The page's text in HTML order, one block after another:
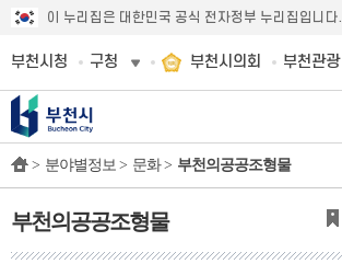
이 누리집은 대한민국 공식 전자정부 누리집입니다.
부천시청 구청 부천시의회 부천관광
> 분야별정보 > 문화 > 부천의공공조형물
부천의공공조형물